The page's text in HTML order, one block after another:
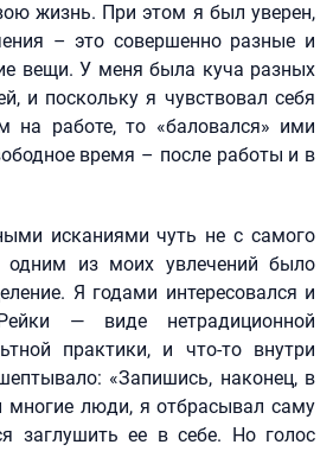
жизнь. При этом я был уверен,
– это совершенно разные и
вещи. У меня была куча разных
и поскольку я чувствовал себя
на работе, то «баловался» ими
время – после работы и в
исканиями чуть не с самого
одним из моих увлечений было
Я годами интересовался и
— виде нетрадиционной
практики, и что-то внутри
«Запишись, наконец, в
многие люди, я отбрасывал саму
заглушить ее в себе. Но голос